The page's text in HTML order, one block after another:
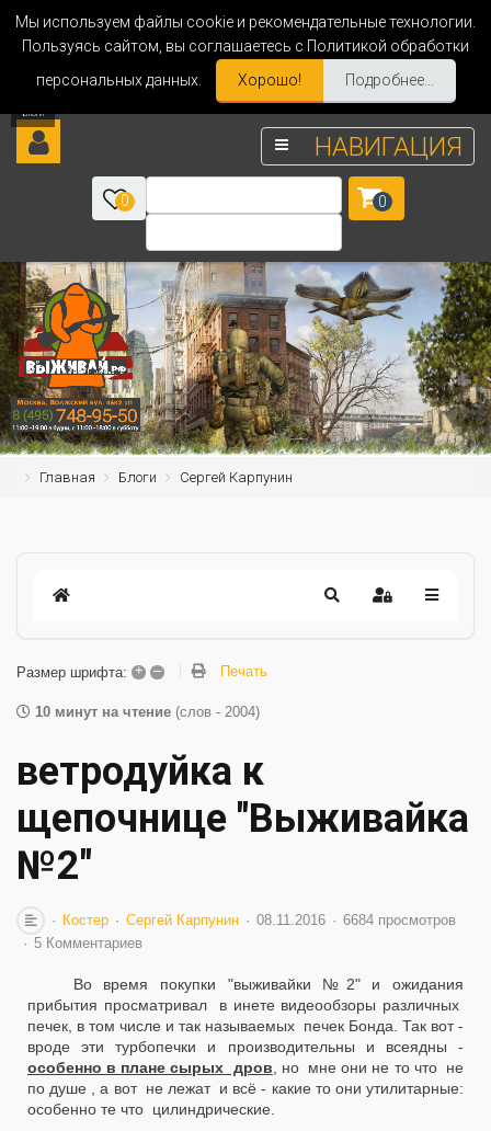
Мы используем файлы cookie и рекомендательные технологии.
Пользуясь сайтом, вы соглашаетесь с Политикой обработки
персональных данных.
Хорошо! Подробнее...
НАВИГАЦИЯ
0 0
Главная Блоги Сергей Карпунин
Размер шрифта: + – Печать
10 минут на чтение (слов - 2004)
ветродуйка к
щепочнице "Выживайка
№2"
Костер Сергей Карпунин 08.11.2016
6684 просмотров
5 Комментариев
Во время покупки "выживайки №2" и ожидания
прибытия просматривал в инете видеообзоры различных
печек, в том числе и так называемых печек Бонда. Так вот -
вроде эти турбопечки и производительны и всеядны -
особенно в плане сырых дров , но мне они не то что не
по душе , а вот не лежат и всё - какие то они утилитарные:
особенно те что цилиндрические.